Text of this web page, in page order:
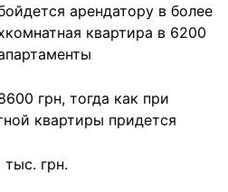
арендатору в более
квартира в 6200
грн, тогда как при
квартиры придется
грн.